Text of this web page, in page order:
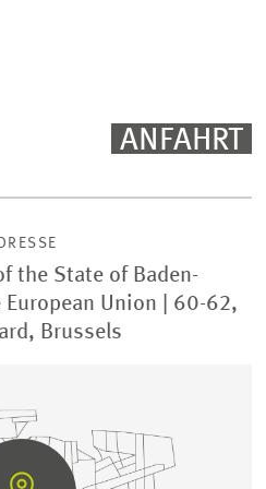
ANFAHRT
the State of Baden-
Union | 60-62,
Brussels